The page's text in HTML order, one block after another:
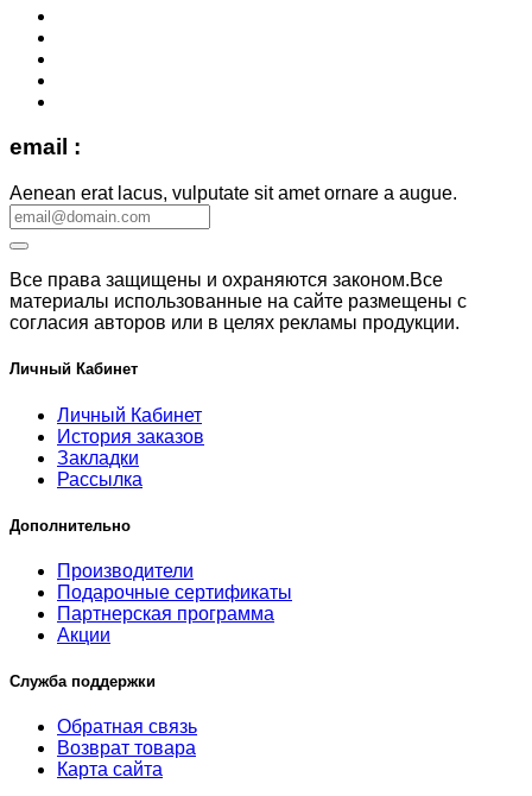
email :
Aenean erat lacus, vulputate sit amet ornare a augue.
Все права защищены и охраняются законом.Все
материалы использованные на сайте размещены с
согласия авторов или в целях рекламы продукции.
Личный Кабинет
Личный Кабинет
История заказов
Закладки
Рассылка
Дополнительно
Производители
Подарочные сертификаты
Партнерская программа
Акции
Служба поддержки
Обратная связь
Возврат товара
Карта сайта